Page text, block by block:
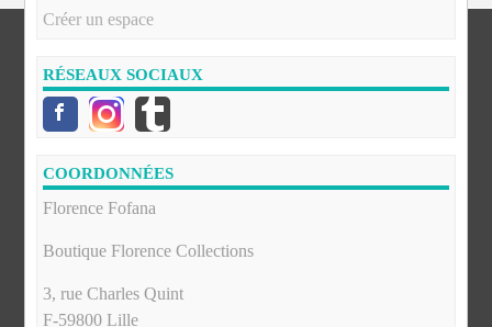
Créer un espace
RÉSEAUX SOCIAUX
COORDONNÉES
Florence Fofana
Boutique Florence Collections
3, rue Charles Quint
F-59800 Lille